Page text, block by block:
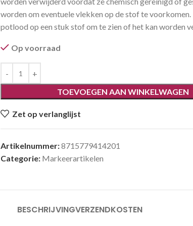
worden om eventuele vlekken op de stof te
potlood op een stuk stof om te zien of het kan worden
Op voorraad
TOEVOEGEN AAN WINKELWAGEN
Zet op verlanglijst
Artikelnummer:8715779414201
Categorie: Markeerartikelen
BESCHRIJVINGVERZENDKOSTEN